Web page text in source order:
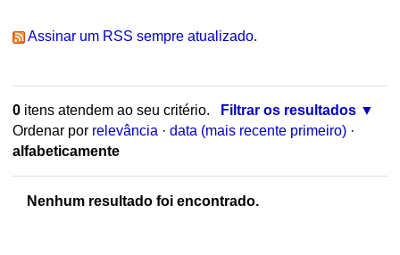
Assinar um RSS sempre atualizado.
0itens atendem ao seu critério.
Filtrar os resultados
Ordenar por relevância · data (mais recente primeiro) ·
alfabeticamente
Nenhum resultado foi encontrado.